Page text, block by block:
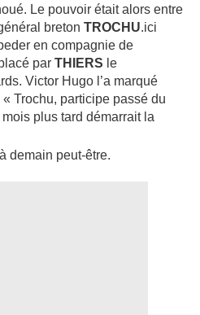
Le pouvoir était alors entre
breton TROCHU.ici
en compagnie de
par THIERS le
Victor Hugo l’a marqué
Trochu, participe passé du
plus tard démarrait la
demain peut-être.